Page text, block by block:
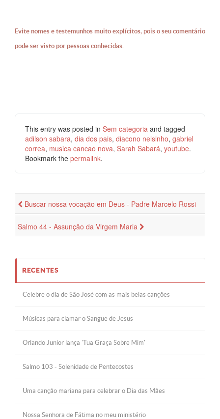
Evite nomes e testemunhos muito explícitos, pois o seu comentário
pode ser visto por pessoas conhecidas.
This entry was posted in Sem categoria and tagged
adilson sabara, dia dos pais, diacono nelsinho, gabriel
correa, musica cancao nova, Sarah Sabará, youtube.
Bookmark the permalink.
Buscar nossa vocação em Deus - Padre Marcelo Rossi
Salmo 44 - Assunção da Virgem Maria
RECENTES
Celebre o dia de São José com as mais belas canções
Músicas para clamar o Sangue de Jesus
Orlando Junior lança 'Tua Graça Sobre Mim'
Salmo 103 - Solenidade de Pentecostes
Uma canção mariana para celebrar o Dia das Mães
Nossa Senhora de Fátima no meu ministério